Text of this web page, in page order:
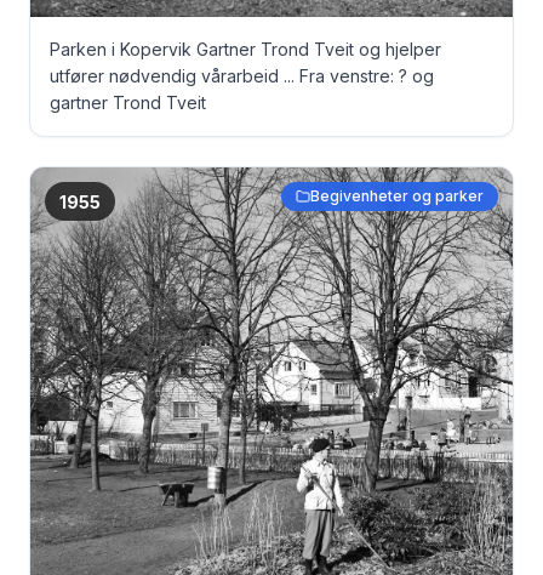
Parken i Kopervik Gartner Trond Tveit og hjelper
utfører nødvendig vårarbeid ... Fra venstre: ? og
gartner Trond Tveit
1955 Begivenheter og parker